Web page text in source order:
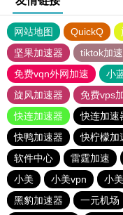
网站地图 QuickQ
坚果加速器
tiktok加
免费vqn外网加速
小
旋风加速器
免费vps
快连加速器
快连加速
快鸭加速器
快柠檬加
软件中心
雷霆加速
小美
小美vpn 小
黑豹加速器
一元机场